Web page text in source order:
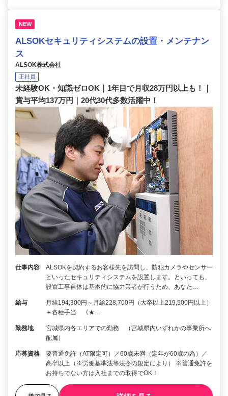
NEW
ALSOKセキュリティシステムの設置・メンテナン
ス
ALSOK株式会社
正社員
未経験OK・知識ゼロOK｜1年目で月収28万円以上も！｜
賞与平均137万円｜20代30代多数活躍中！
仕事内容
ALSOKを契約するお客様先を訪問し、防犯カメラやセンサー
といったセキュリティシステムを設置します。といっても、
設置工事自体は基本的に協力業者が行うため、あなた…
給与
月給194,300円～月給228,700円（大卒以上219,500円以上）
＋各種手当 《★…
勤務地
宮城県内各エリアでの勤務 （宮城県内いずれかの事業所へ
配属）
応募資格
要普通免許（AT限定可）／60歳未満（定年が60歳の為）／
高卒以上（※労働基準法等法令の規定により） ※普通免許を
お持ちでない方は入社までの取得でOK！